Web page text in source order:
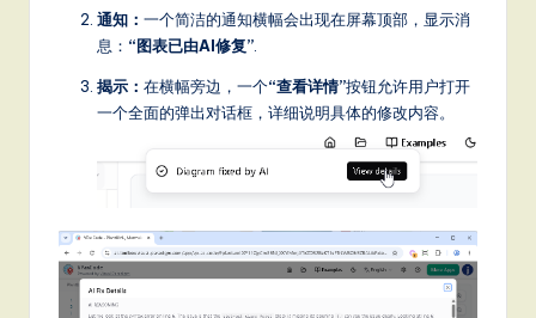
通知： 一个简洁的通知横幅会出现在屏幕顶部，显示消
息： “图表已由AI修复”
揭示： 在横幅旁边，一个“查看详情”按钮允许用户打开
一个全面的弹出对话框，详细说明具体的修改内容。